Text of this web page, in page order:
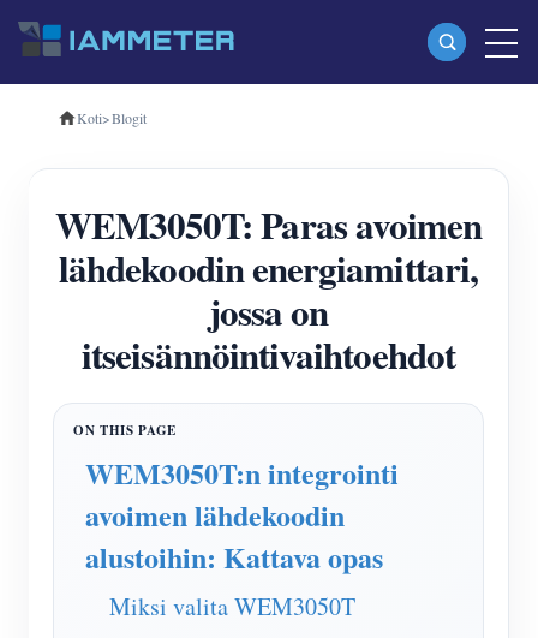
Tuotteet
Kolmivaiheinen Wi-Fi-energiamittari (WEM3080T)
Kolmivaiheinen Wi-Fi-energiamittari (WEM3046T)
Kolmivaiheinen Wi-Fi-energiamittari (WEM3050T)
WiFi-virranohjain
IAMMETER Cloud Pro
EV laturi
IAMMETER Simulaattori
Virtuaalimittari
Koti>Blogit
WEM3050T: Paras avoimen
lähdekoodin energiamittari,
jossa on
itseisännöintivaihtoehdot
WEM3050T:n integrointi
avoimen lähdekoodin
alustoihin: Kattava opas
Miksi valita WEM3050T